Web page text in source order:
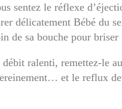
sentez le réflexe
délicatement Bébé du
de sa bouche pour briser
ralenti, remettez-le
et le reflux